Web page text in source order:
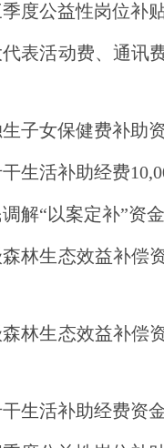
季度公益性岗位补
代表活动费、通讯
生子女保健费补助
生活补助经费
解“以案定补”资金
森林生态效益补偿
森林生态效益补偿
生活补助经费资